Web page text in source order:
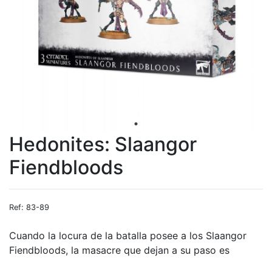
Hedonites: Slaangor
Fiendbloods
Ref: 83-89
Cuando la locura de la batalla posee a los Slaangor
Fiendbloods, la masacre que dejan a su paso es